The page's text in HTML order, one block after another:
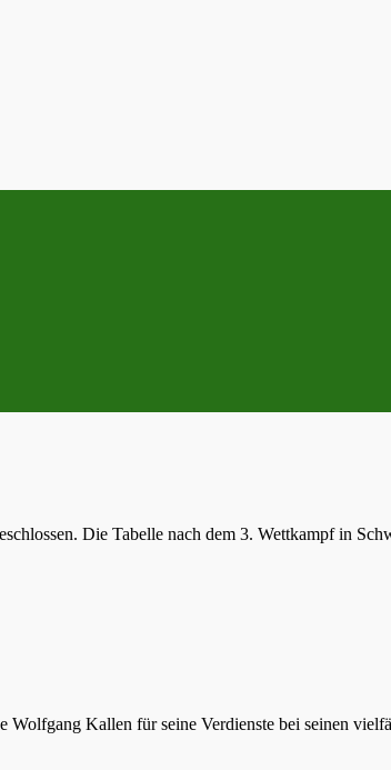
Die Tabelle nach dem 3. Wettkampf in
Wolfgang Kallen für seine Verdienste bei seinen